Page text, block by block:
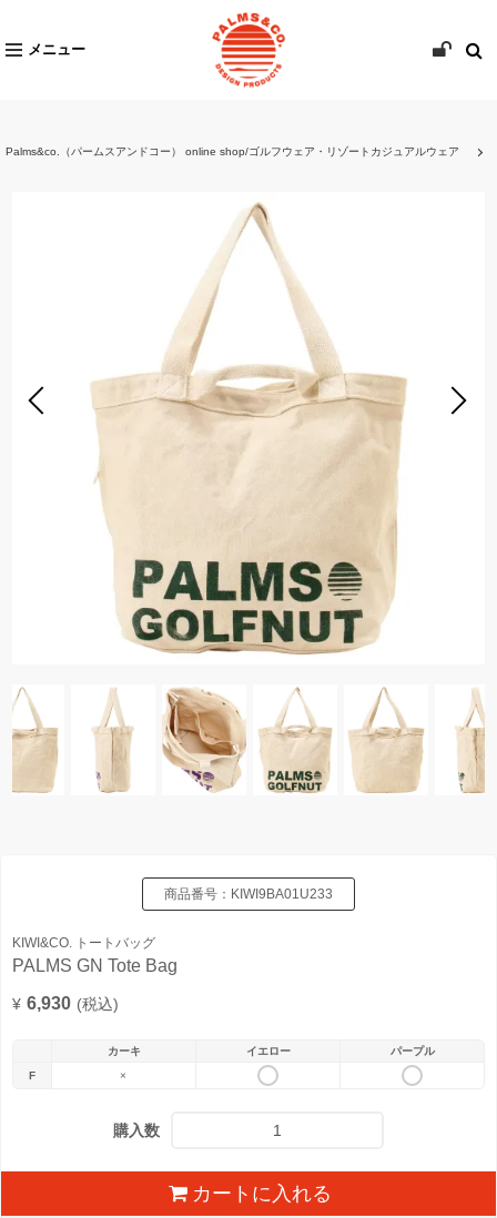
メニュー
Palms&co.（パームスアンドコー） online shop/ゴルフウェア・リゾートカジュアルウェア
商品番号： KIWI9BA01U233
KIWI&CO. トートバッグ
PALMS GN Tote Bag
¥ 6,930 (税込)
カーキ イエロー
パープル
F
×
購入数
カートに入れる